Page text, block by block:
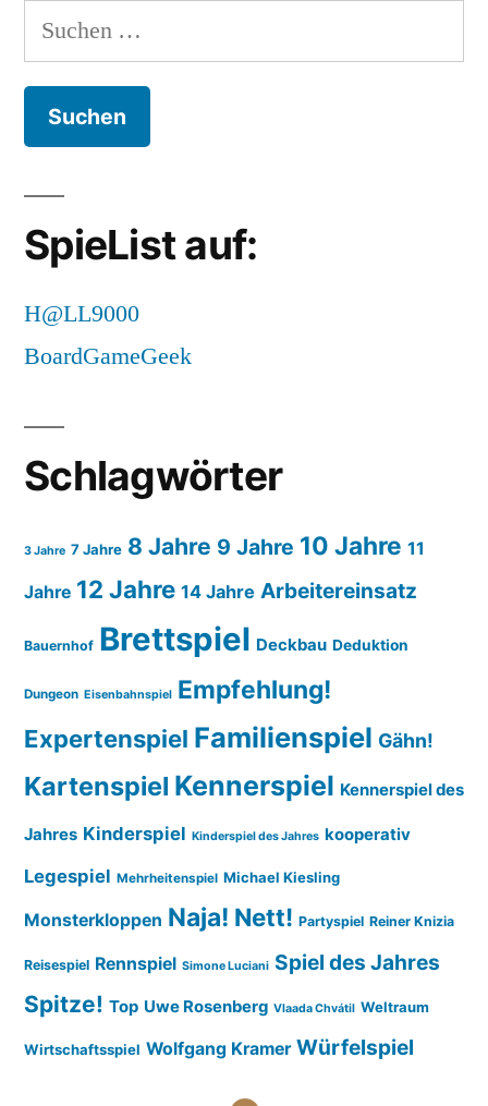
Suchen
nach:
SpieList auf:
H@LL9000
BoardGameGeek
Schlagwörter
3 Jahre 7 Jahre 8 Jahre 9 Jahre 10 Jahre 11
Jahre 12 Jahre 14 Jahre Arbeitereinsatz
Bauernhof Brettspiel Deckbau Deduktion
Dungeon Eisenbahnspiel Empfehlung!
Expertenspiel Familienspiel Gähn!
Kartenspiel Kennerspiel Kennerspiel des
Jahres Kinderspiel Kinderspiel des Jahres kooperativ
Legespiel Mehrheitenspiel Michael Kiesling
Monsterkloppen Naja! Nett! Partyspiel Reiner Knizia
Reisespiel Rennspiel Simone Luciani Spiel des Jahres
Spitze! Top Uwe Rosenberg Vlaada Chvátil Weltraum
Wirtschaftsspiel Wolfgang Kramer Würfelspiel